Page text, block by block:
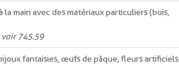
main avec des matériaux particuliers (bois,
745.59
fantaisies, œufs de pâque, fleurs artificiels,